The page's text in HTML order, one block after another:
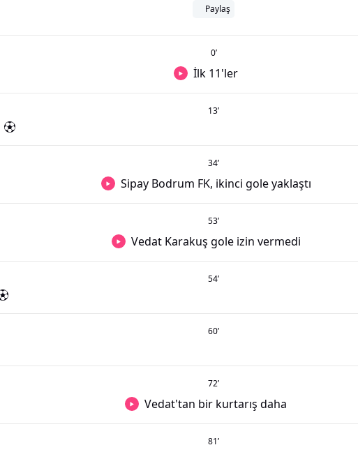
Paylaş
0’
İlk 11'ler
13’
34’
Sipay Bodrum FK, ikinci gole yaklaştı
53’
Vedat Karakuş gole izin vermedi
54’
60’
72’
Vedat'tan bir kurtarış daha
81’